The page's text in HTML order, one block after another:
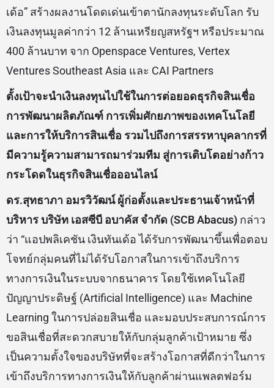
เด้อ” สร้างผลงานโดดเด่นเข้าตานักลงทุนระดับโลก รับ
เงินลงทุนมูลค่ากว่า 12 ล้านเหรียญสหรัฐฯ หรือประมาณ
400 ล้านบาท จาก Openspace Ventures, Vertex
Ventures Southeast Asia และ CAI Partners
ตั้งเป้าจะนำเงินลงทุนไปใช้ในการต่อยอดธุรกิจสินเชื่อ
การพัฒนาผลิตภัณฑ์ การเพิ่มศักยภาพของเทคโนโลยี
และการให้บริการสินเชื่อ รวมไปถึงการสรรหาบุคลากรที่
มีความรู้ความสามารถมาร่วมทีม สู่การเติบโตอย่างก้าว
กระโดดในธุรกิจสินเชื่อออนไลน์
ดร.สุทธาภา อมรวิวัฒน์ ผู้ก่อตั้งและประธานเจ้าหน้าที่
บริหาร บริษัท เอสซีบี อบาคัส จำกัด (SCB Abacus) กล่าว
ว่า “แอปพลิเคชัน เงินทันเด้อ ได้รับการพัฒนาขึ้นเพื่อตอบ
โจทย์กลุ่มคนที่ไม่ได้รับโอกาสในการเข้าถึงบริการ
ทางการเงินในระบบจากธนาคาร โดยใช้เทคโนโลยี
ปัญญาประดิษฐ์ (Artificial Intelligence) และ Machine
Learning ในการปล่อยสินเชื่อ และมอบประสบการณ์การ
ขอสินเชื่อที่สะดวกสบายให้กับกลุ่มลูกค้าเป้าหมาย ซึ่ง
เป็นความตั้งใจของบริษัทที่จะสร้างโอกาสที่ดีกว่าในการ
เข้าถึงบริการทางการเงินให้กับลูกค้าผ่านแพลตฟอร์ม